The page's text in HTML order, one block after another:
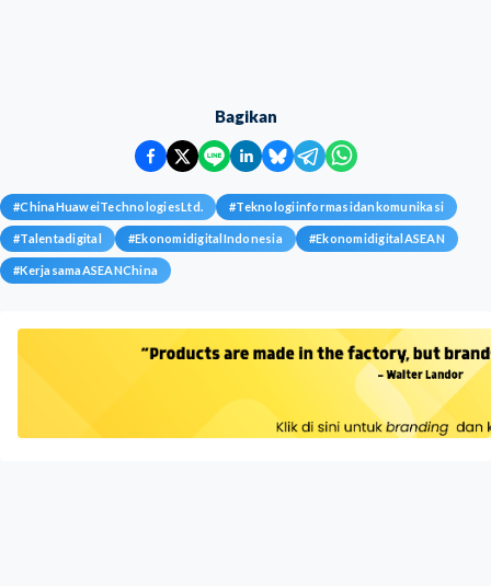
Bagikan
#ChinaHuaweiTechnologiesLtd. #Teknologiinformasidankomunikasi
#Talentadigital #EkonomidigitalIndonesia #EkonomidigitalASEAN
#KerjasamaASEANChina